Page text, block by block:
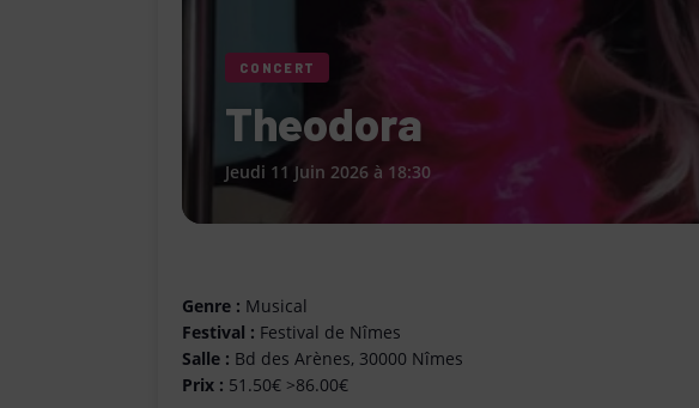
CONCERT
Theodora
Jeudi 11 Juin 2026 à 18:30
Genre : Musical
Festival : Festival de Nîmes
Salle : Bd des Arènes, 30000 Nîmes
Prix : 51.50€ >86.00€